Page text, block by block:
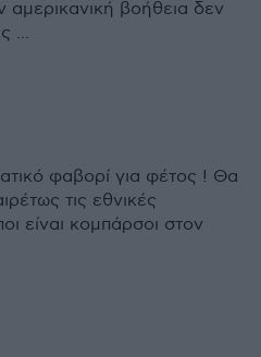
αμερικανική βοήθεια δεν
...
φαβορί για φέτος ! Θα
τις εθνικές
είναι κομπάρσοι στον